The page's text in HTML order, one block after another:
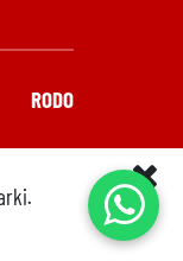
RODO
024 827